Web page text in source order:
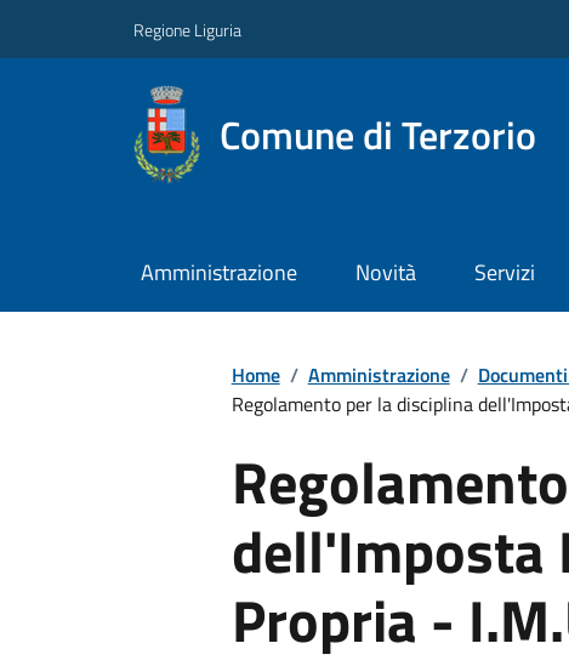
Regione Liguria
Comune di Terzorio
Amministrazione Novità Servizi
Home / Amministrazione /
Regolamento per la disciplina
dell'Imposta
Propria -